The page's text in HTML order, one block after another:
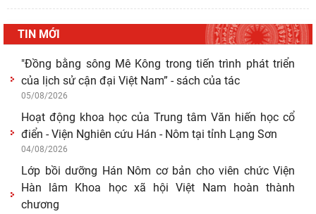
TIN MỚI
"Đồng bằng sông Mê Kông trong tiến trình phát triển
của lịch sử cận đại Việt Nam” - sách của tác
05/08/2026
Hoạt động khoa học của Trung tâm Văn hiến học cổ
điển - Viện Nghiên cứu Hán - Nôm tại tỉnh Lạng Sơn
04/08/2026
Lớp bồi dưỡng Hán Nôm cơ bản cho viên chức Viện
Hàn lâm Khoa học xã hội Việt Nam hoàn thành
chương